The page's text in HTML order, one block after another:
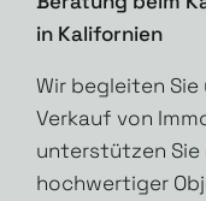
in Kalifornien
Wir begleiten
Verkauf von
unterstützen Sie
hochwertiger